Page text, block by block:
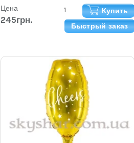
Цена
245грн.
Купить
Быстрый заказ